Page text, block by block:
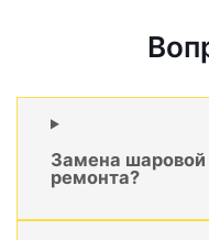
Замена
ремонта?